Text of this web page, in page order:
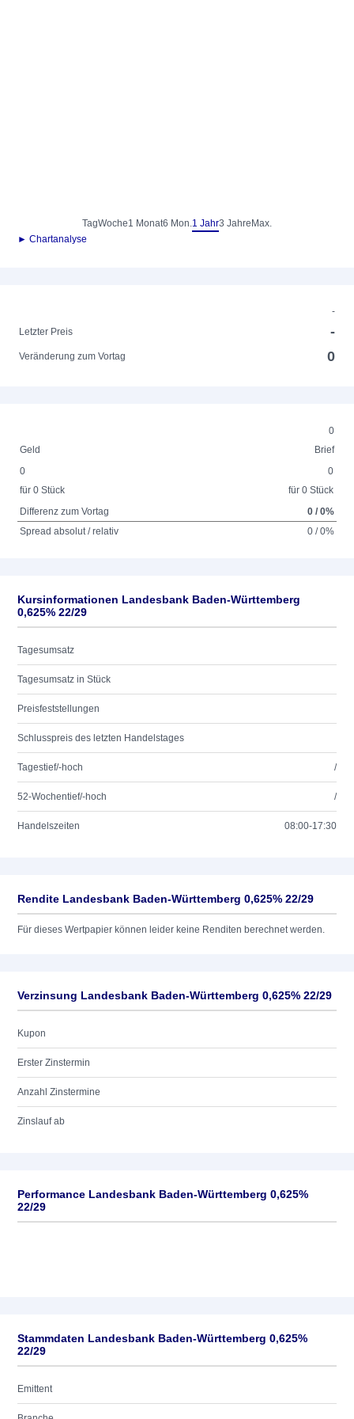
TagWoche1 Monat6 Mon.1 Jahr3 Jahre Max.
► Chartanalyse
-
Letzter Preis
-
Veränderung zum Vortag 0
0
Geld
Brief
0
für 0 Stück
0
für 0 Stück
Differenz zum Vortag
0 / 0%
Spread absolut / relativ
0 / 0%
Kursinformationen Landesbank Baden-Württemberg
0,625% 22/29
Tagesumsatz
Tagesumsatz in Stück
Preisfeststellungen
Schlusspreis des letzten Handelstages
Tagestief/-hoch /
52-Wochentief/-hoch /
Handelszeiten 08:00-17:30
Rendite Landesbank Baden-Württemberg 0,625% 22/29
Für dieses Wertpapier können leider keine Renditen berechnet werden.
Verzinsung Landesbank Baden-Württemberg 0,625% 22/29
Kupon
Erster Zinstermin
Anzahl Zinstermine
Zinslauf ab
Performance Landesbank Baden-Württemberg 0,625%
22/29
Stammdaten Landesbank Baden-Württemberg 0,625%
22/29
Emittent